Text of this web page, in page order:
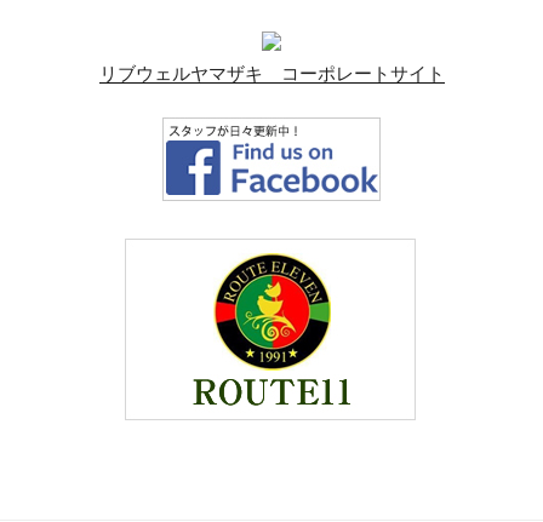
リブウェルヤマザキ コーポレートサイト